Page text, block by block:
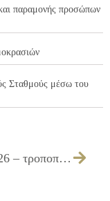
παραμονής προσώπων
Σταθμούς μέσω του
162/2026 – τροποποίηση της υπ αριθ. 92/2026 ΑΔΕ με τίτλο «Προγραμματισμός προσλήψεων έτους 2026 – Αιτήματα για πρόσληψη προσωπικού ιδιωτικού δικαίου ορισμένου χρόνου ανταποδοτικού χαρακτήρα»